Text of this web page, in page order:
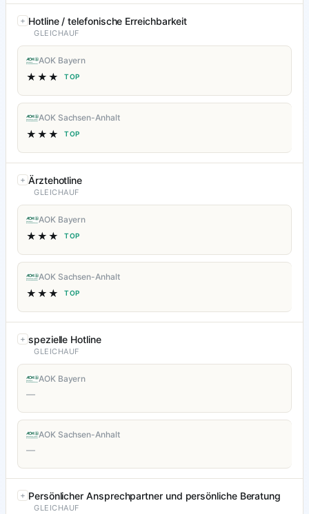
Hotline / telefonische Erreichbarkeit
GLEICHAUF
AOK Bayern
★★★ TOP
AOK Sachsen-Anhalt
★★★ TOP
Ärztehotline
GLEICHAUF
AOK Bayern
★★★ TOP
AOK Sachsen-Anhalt
★★★ TOP
spezielle Hotline
GLEICHAUF
AOK Bayern
—
AOK Sachsen-Anhalt
—
Persönlicher Ansprechpartner und persönliche Beratung
GLEICHAUF